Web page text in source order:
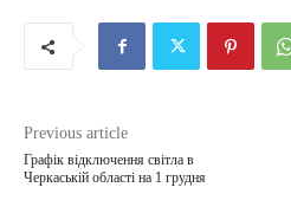
Previous article
Графік відключення світла в
Черкаській області на 1 грудня